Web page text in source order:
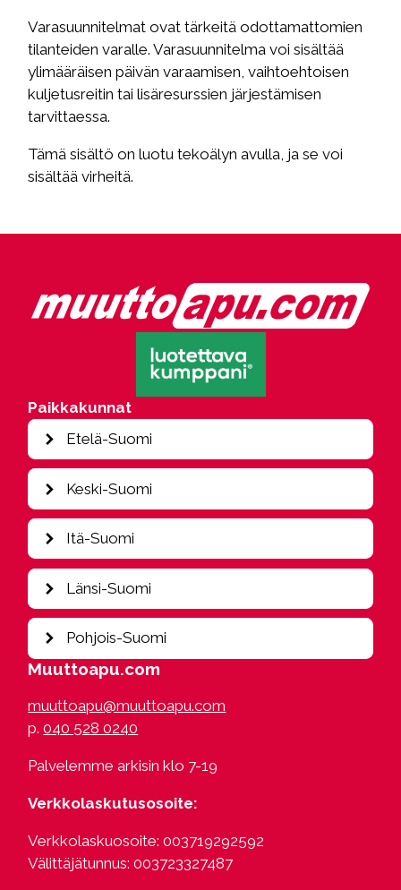
Varasuunnitelmat ovat tärkeitä odottamattomien
tilanteiden varalle. Varasuunnitelma voi sisältää
ylimääräisen päivän varaamisen, vaihtoehtoisen
kuljetusreitin tai lisäresurssien järjestämisen
tarvittaessa.
Tämä sisältö on luotu tekoälyn avulla, ja se voi
sisältää virheitä.
Paikkakunnat
Etelä-Suomi
Espoo
Hamina
Heinola
Hyvinkää
Hämeenlinna
Järvenpää
Kangasala
Kotka
Kuusankoski
Lempäälä
Loviisa
Nastola
Nokia
Keski-Suomi
Jyväskylä
Kajaani
Kouvola
Itä-Suomi
Iisalmi
Imatra
Joensuu
Kesälahti
Kerimäki
Kitee
Luumäki
Mikkeli
Mäntyharju
Parikkala
Länsi-Suomi
Kokkola
Seinäjoki
Turku
Vaasa
Pohjois-Suomi
Kittilä
Kuusamo
Oulu
Saariselkä
Muuttoapu.com
muuttoapu@muuttoapu.com
p.040 528 0240
Palvelemme arkisin klo 7-19
Verkkolaskutusosoite:
Verkkolaskuosoite: 003719292592
Välittäjätunnus: 003723327487